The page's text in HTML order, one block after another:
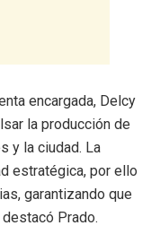
encargada, Delcy
la producción de
y la ciudad. La
estratégica, por ello
garantizando que
Prado.